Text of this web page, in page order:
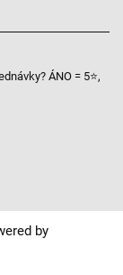
ÁNO = 5⭐,
by